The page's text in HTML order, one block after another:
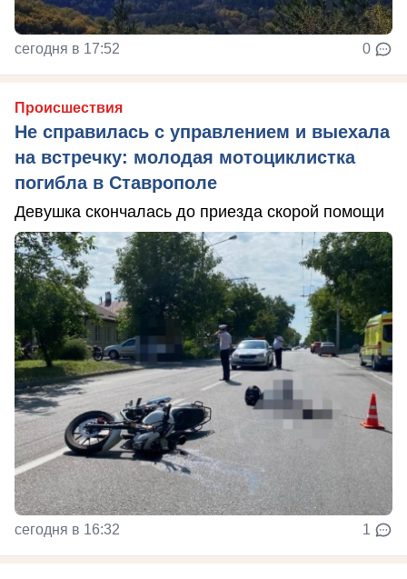
сегодня в 17:52 0
Происшествия
Не справилась с управлением и выехала
на встречку: молодая мотоциклистка
погибла в Ставрополе
Девушка скончалась до приезда скорой помощи
сегодня в 16:32 1